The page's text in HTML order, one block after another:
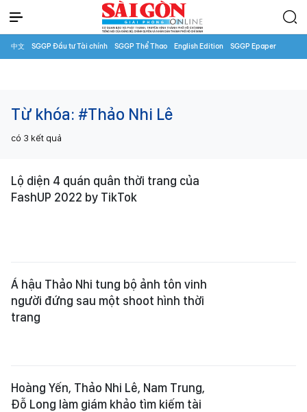
中文 SGGP Đầu tư Tài chính SGGP Thể Thao English Edition SGGP Epaper
Từ khóa: #Thảo Nhi Lê
có 3 kết quả
Lộ diện 4 quán quân thời trang của
FashUP 2022 by TikTok
Á hậu Thảo Nhi tung bộ ảnh tôn vinh
người đứng sau một shoot hình thời
trang
Hoàng Yến, Thảo Nhi Lê, Nam Trung,
Đỗ Long làm giám khảo tìm kiếm tài